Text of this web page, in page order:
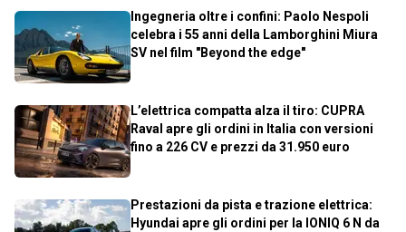
Ingegneria oltre i confini: Paolo Nespoli
celebra i 55 anni della Lamborghini Miura
SV nel film "Beyond the edge"
L’elettrica compatta alza il tiro: CUPRA
Raval apre gli ordini in Italia con versioni
fino a 226 CV e prezzi da 31.950 euro
Prestazioni da pista e trazione elettrica:
Hyundai apre gli ordini per la IONIQ 6 N da